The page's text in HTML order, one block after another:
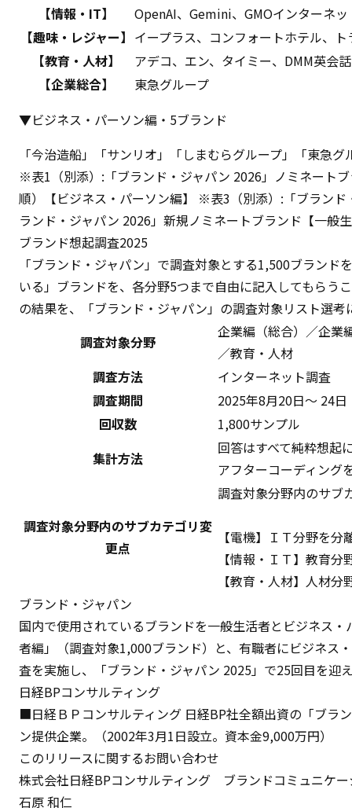
【情報・IT】
OpenAI、Gemini、GMOインターネ
【趣味・レジャー】 イープラス、コンフォートホテル、
【教育・人材】
アデコ、エン、タイミー、DMM英会話
【企業総合】
東急グループ
▼ビジネス・パーソン編・5ブランド
「今治造船」「サンリオ」「しまむらグループ」「東急
※表1（別添）:「ブランド・ジャパン 2026」ノミネート
順）【ビジネス・パーソン編】
※表3（別添）:「ブランド
ランド・ジャパン 2026」新規ノミネートブランド【一般
ブランド想起調査2025
「ブランド・ジャパン」で調査対象とする1,500ブラン
いる」ブランドを、各分野5つまで自由に記入してもらう
の結果を、「ブランド・ジャパン」の調査対象リスト選考
調査対象分野
企業編（総合）／企業
／教育・人材
調査方法
インターネット調査
調査期間
2025年8月20日～ 24日
回収数
1,800サンプル
集計方法
回答はすべて純粋想起
アフターコーディング
調査対象分野内のサブカテゴリ変
更点
調査対象分野内のサブ
【電機】ＩＴ分野を分
【情報・ＩＴ】教育
【教育・人材】人材
ブランド・ジャパン
国内で使用されているブランドを一般生活者とビジネス
者編」（調査対象1,000ブランド）と、有職者にビジネス
査を実施し、「ブランド・ジャパン 2025」で25回目を迎
日経BPコンサルティング
■日経ＢＰコンサルティング 日経BP社全額出資の「ブラ
ン提供企業。（2002年3月1日設立。資本金9,000万円）
このリリースに関するお問い合わせ
株式会社日経BPコンサルティング ブランドコミュニケ
石原 和仁